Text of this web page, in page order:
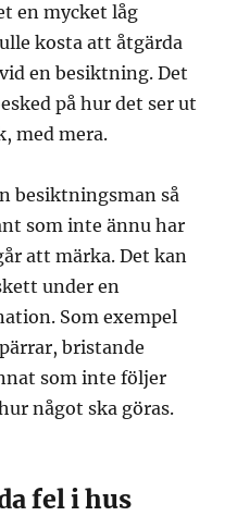
en mycket låg
kosta att åtgärda
en besiktning. Det
på hur det ser ut
med mera.
besiktningsman så
som inte ännu har
att märka. Det kan
under en
Som exempel
bristande
som inte följer
något ska göras.
fel i hus